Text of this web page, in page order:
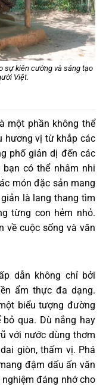
sự kiên cường và sáng tạo
Việt.
một phần không thể
hương vị từ khắp các
phố giản dị đến các
bạn có thể nhâm nhi
món đặc sản mang
là lang thang tìm
từng con hẻm nhỏ.
về cuộc sống và văn
dẫn không chỉ bởi
ẩm thực đa dạng.
biểu tượng đường
qua. Dù nắng hay
với nước dùng thơm
giòn, thấm vị. Phá
đậm dấu ấn văn
đáng nhớ cho